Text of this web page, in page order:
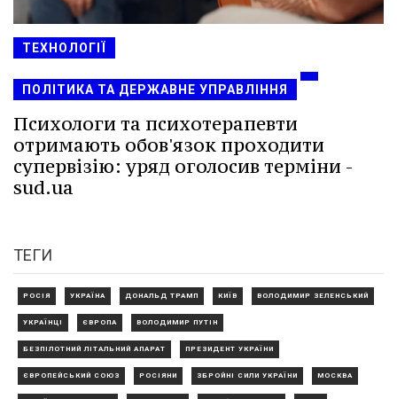
ТЕХНОЛОГІЇ
ПОЛІТИКА ТА ДЕРЖАВНЕ УПРАВЛІННЯ
Психологи та психотерапевти
отримають обов'язок проходити
супервізію: уряд оголосив терміни -
sud.ua
ТЕГИ
РОСІЯ УКРАЇНА ДОНАЛЬД ТРАМП КИЇВ ВОЛОДИМИР ЗЕЛЕНСЬКИЙ
УКРАЇНЦІ ЄВРОПА ВОЛОДИМИР ПУТІН
БЕЗПІЛОТНИЙ ЛІТАЛЬНИЙ АПАРАТ ПРЕЗИДЕНТ УКРАЇНИ
ЄВРОПЕЙСЬКИЙ СОЮЗ РОСІЯНИ ЗБРОЙНІ СИЛИ УКРАЇНИ МОСКВА